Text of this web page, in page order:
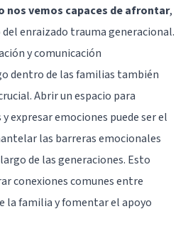
nos vemos capaces de afrontar,
del enraizado trauma generacional.
y comunicación
dentro de las familias también
Abrir un espacio para
expresar emociones puede ser el
las barreras emocionales
de las generaciones. Esto
conexiones comunes entre
la familia y fomentar el apoyo